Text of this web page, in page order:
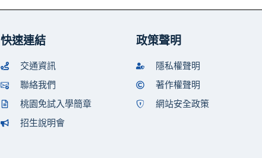
快速連結
交通資訊
聯絡我們
桃園免試入學簡章
招生說明會
政策聲明
隱私權聲明
著作權聲明
網站安全政策